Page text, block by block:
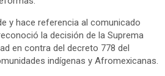
y hace referencia al comunicado
la decisión de la Suprema
en contra del decreto 778 del
indígenas y Afromexicanas.